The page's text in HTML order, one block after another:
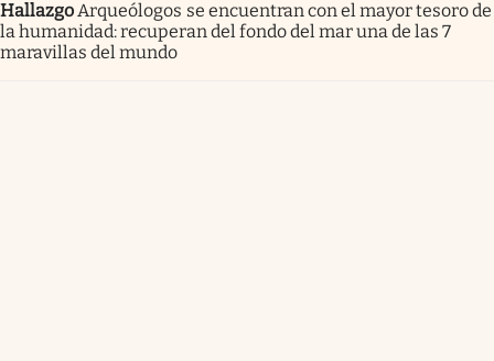
Hallazgo Arqueólogos se encuentran con el mayor tesoro de
la humanidad: recuperan del fondo del mar una de las 7
maravillas del mundo